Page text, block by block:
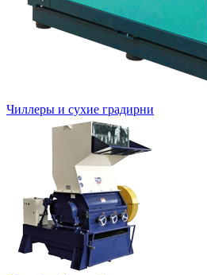
Чиллеры и сухие градирни